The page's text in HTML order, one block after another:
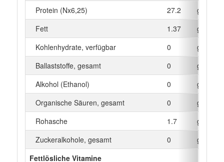
Protein (Nx6,25)
27.2
g
Fett
1.37
g
Kohlenhydrate, verfügbar
0
g
Ballaststoffe, gesamt
0
g
Alkohol (Ethanol)
0
g
Organische Säuren, gesamt
0
g
Rohasche
1.7
g
Zuckeralkohole, gesamt
0
g
Fettlösliche Vitamine